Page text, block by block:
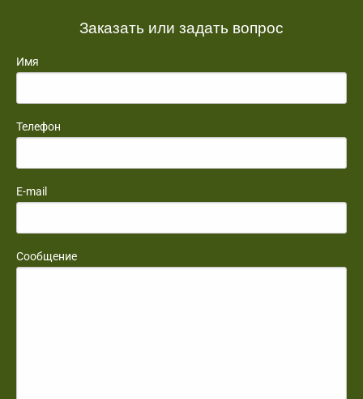
Заказать или задать вопрос
Имя
Телефон
E-mail
Сообщение